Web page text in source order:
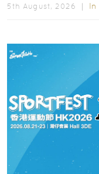
5th August, 2026 ｜ In